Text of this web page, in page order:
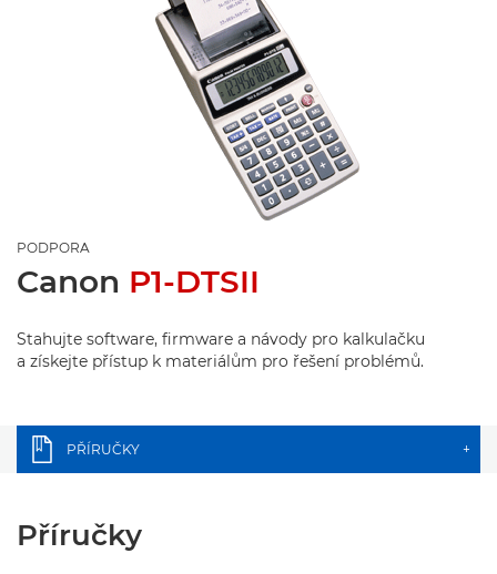
PODPORA
Canon P1-DTSII
Stahujte software, firmware a návody pro kalkulačku
a získejte přístup k materiálům pro řešení problémů.
PŘÍRUČKY +
Příručky